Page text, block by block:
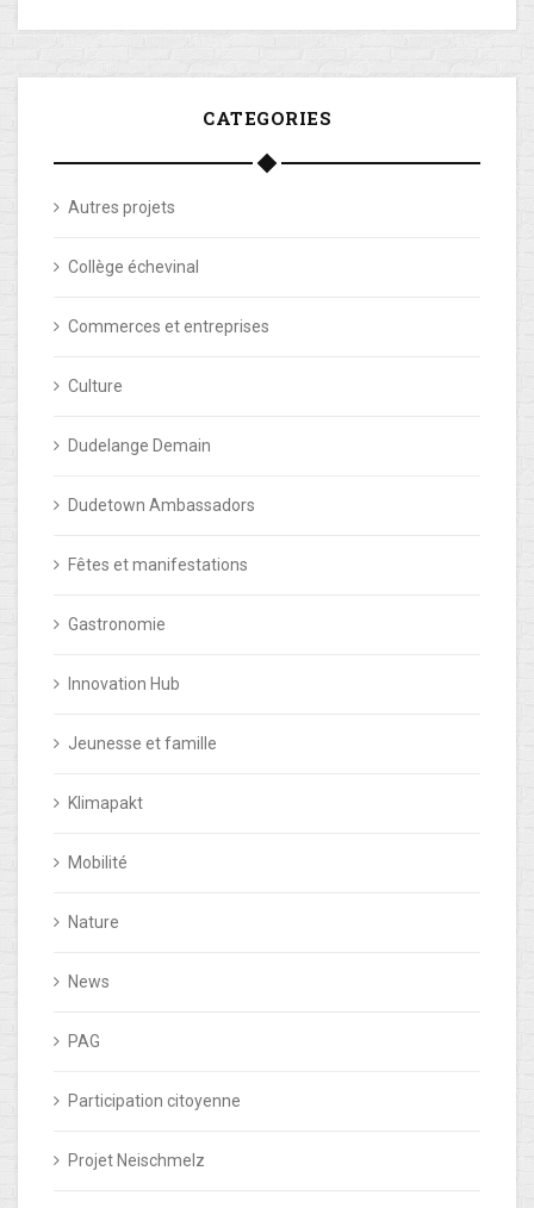
CATEGORIES
Autres projets
Collège échevinal
Commerces et entreprises
Culture
Dudelange Demain
Dudetown Ambassadors
Fêtes et manifestations
Gastronomie
Innovation Hub
Jeunesse et famille
Klimapakt
Mobilité
Nature
News
PAG
Participation citoyenne
Projet Neischmelz